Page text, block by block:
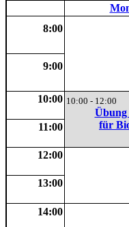
8:00
9:00
10:00 10:00 - 12:00
Übung
für
11:00
12:00
13:00
14:00